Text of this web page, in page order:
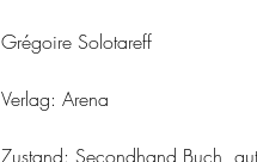
Grégoire Solotareff
Verlag: Arena
Zustand: Secondhand Buch, gut